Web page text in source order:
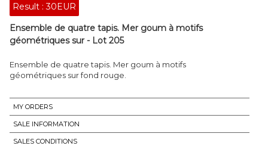
Result :30EUR
Ensemble de quatre tapis. Mer goum à motifs
géométriques sur - Lot 205
Ensemble de quatre tapis. Mer goum à motifs
géométriques sur fond rouge.
MY ORDERS
SALE INFORMATION
SALES CONDITIONS